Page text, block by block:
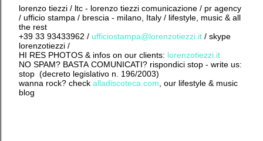
lorenzo tiezzi / ltc - lorenzo tiezzi comunicazione / pr agency
/ ufficio stampa / brescia - milano, Italy / lifestyle, music & all
the rest
+39 33 93433962 / ufficiostampa@lorenzotiezzi.it / skype
lorenzotiezzi /
HI RES PHOTOS & infos on our clients: lorenzotiezzi.it
NO SPAM? BASTA COMUNICATI? rispondici stop - write us:
stop (decreto legislativo n. 196/2003)
wanna rock? check alladiscoteca.com , our lifestyle & music
blog